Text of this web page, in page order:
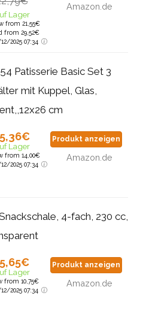
Lager
from 21,55€
from 29,52€
2025 07:34
Amazon.de
Patisserie Basic Set 3
mit Kuppel, Glas,
cm
Lager
from 14,00€
2025 07:34
Produkt anzeigen
Amazon.de
4-fach, 230 cc,
Lager
from 10,75€
2025 07:34
Produkt anzeigen
Amazon.de